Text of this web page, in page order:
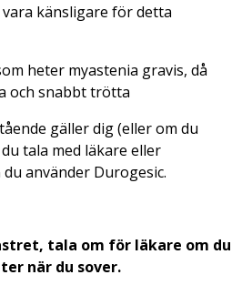
känsligare för detta
heter myastenia gravis, då
och snabbt trötta
gäller dig (eller om du
tala med läkare eller
använder Durogesic.
tala om för läkare om du
när du sover.